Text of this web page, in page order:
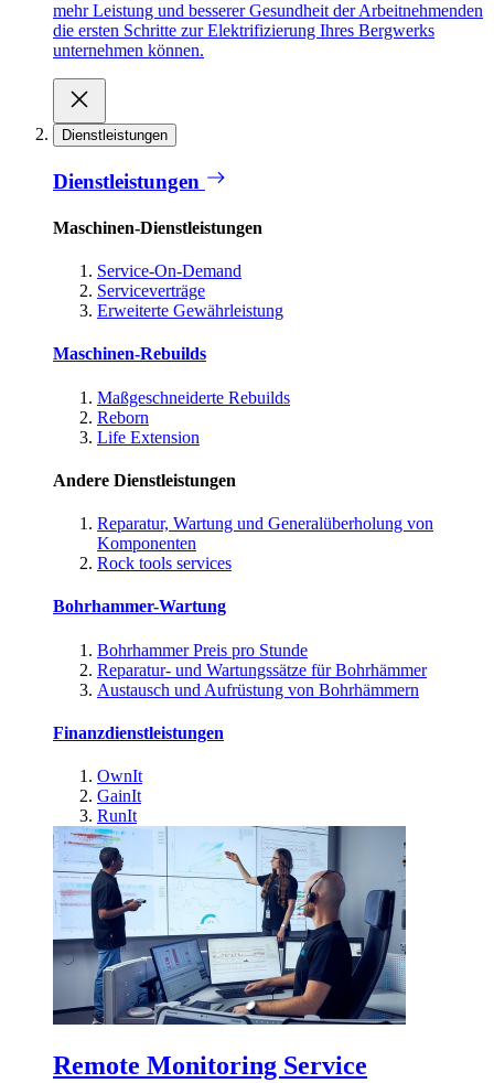
mehr Leistung und besserer Gesundheit der Arbeitnehmenden
die ersten Schritte zur Elektrifizierung Ihres Bergwerks
unternehmen können.
Dienstleistungen
Dienstleistungen
Maschinen-Dienstleistungen
Service-On-Demand
Serviceverträge
Erweiterte Gewährleistung
Maschinen-Rebuilds
Maßgeschneiderte Rebuilds
Reborn
Life Extension
Andere Dienstleistungen
Reparatur, Wartung und Generalüberholung von
Komponenten
Rock tools services
Bohrhammer-Wartung
Bohrhammer Preis pro Stunde
Reparatur- und Wartungssätze für Bohrhämmer
Austausch und Aufrüstung von Bohrhämmern
Finanzdienstleistungen
OwnIt
GainIt
RunIt
Remote Monitoring Service